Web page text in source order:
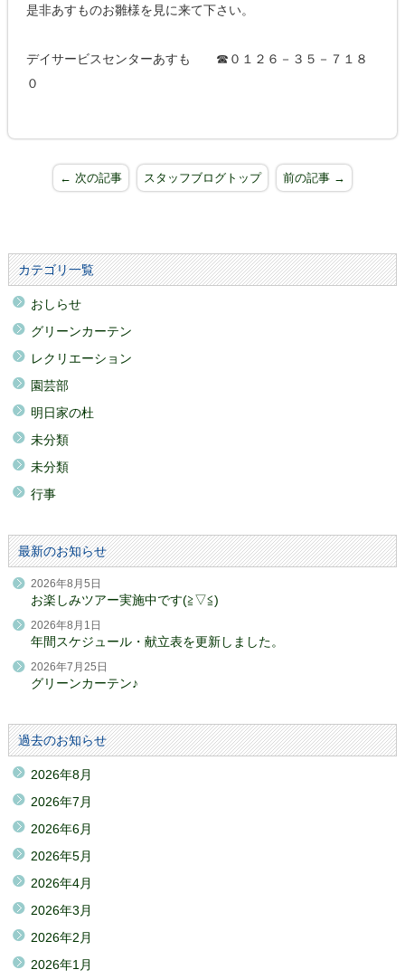
是非あすものお雛様を見に来て下さい。
デイサービスセンターあすも ☎０１２６－３５－７１８
０
← 次の記事 スタッフブログトップ 前の記事 →
カテゴリ一覧
おしらせ
グリーンカーテン
レクリエーション
園芸部
明日家の杜
未分類
未分類
行事
最新のお知らせ
2026年8月5日
お楽しみツアー実施中です(≧▽≦)
2026年8月1日
年間スケジュール・献立表を更新しました。
2026年7月25日
グリーンカーテン♪
過去のお知らせ
2026年8月
2026年7月
2026年6月
2026年5月
2026年4月
2026年3月
2026年2月
2026年1月